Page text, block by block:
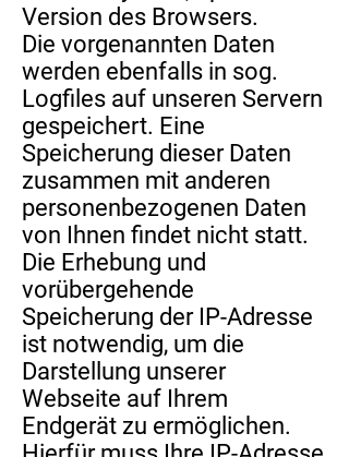
Version des Browsers.
Die vorgenannten Daten
werden ebenfalls in sog.
Logfiles auf unseren Servern
gespeichert. Eine
Speicherung dieser Daten
zusammen mit anderen
personenbezogenen Daten
von Ihnen findet nicht statt.
Die Erhebung und
vorübergehende
Speicherung der IP-Adresse
ist notwendig, um die
Darstellung unserer
Webseite auf Ihrem
Endgerät zu ermöglichen.